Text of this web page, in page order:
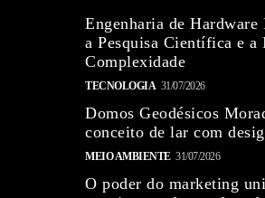
Engenharia de
a Pesquisa Científica e
Complexidade
TECNOLOGIA 31/07/2026
Domos Geodésicos
conceito de lar com
MEIO AMBIENTE 31/07/2026
O poder do marketing